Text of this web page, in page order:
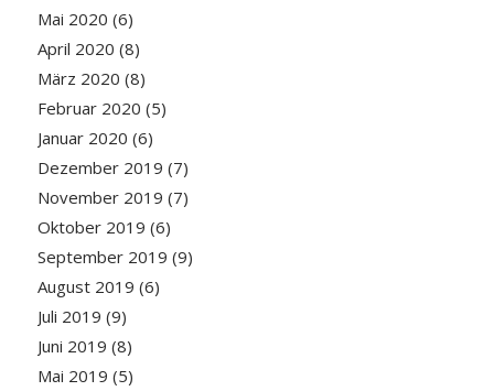
Mai 2020 (6)
April 2020 (8)
März 2020 (8)
Februar 2020 (5)
Januar 2020 (6)
Dezember 2019 (7)
November 2019 (7)
Oktober 2019 (6)
September 2019 (9)
August 2019 (6)
Juli 2019 (9)
Juni 2019 (8)
Mai 2019 (5)